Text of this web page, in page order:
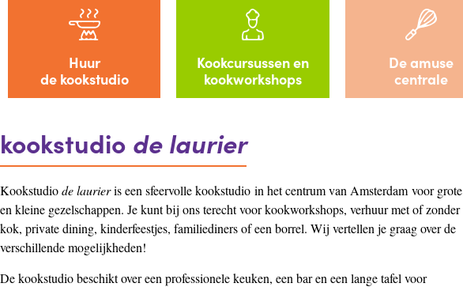
Huur
de kookstudio
Kookcursussen en
kookworkshops
De amuse
centrale
kookstudio de laurier
Kookstudiode laurieris een sfeervolle kookstudio in het centrum van Amsterdamvoor grote
en kleine gezelschappen. Je kunt bij ons terecht voor kookworkshops, verhuur met of zonder
kok, private dining, kinderfeestjes, familiediners of een borrel. Wij vertellen je graag over de
verschillende mogelijkheden!
De kookstudio beschikt over een professionele keuken, een bar en een lange tafel voor